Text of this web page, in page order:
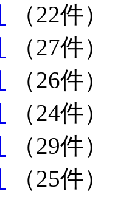
（22件）
（27件）
（26件）
（24件）
（29件）
（25件）